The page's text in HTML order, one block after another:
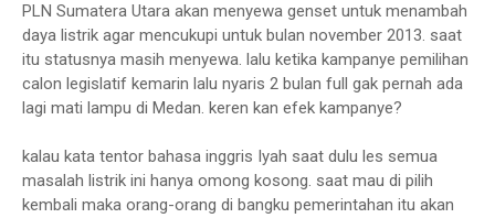
PLN Sumatera Utara akan menyewa genset untuk menambah
daya listrik agar mencukupi untuk bulan november 2013. saat
itu statusnya masih menyewa. lalu ketika kampanye pemilihan
calon legislatif kemarin lalu nyaris 2 bulan full gak pernah ada
lagi mati lampu di Medan. keren kan efek kampanye?
kalau kata tentor bahasa inggris Iyah saat dulu les semua
masalah listrik ini hanya omong kosong. saat mau di pilih
kembali maka orang-orang di bangku pemerintahan itu akan